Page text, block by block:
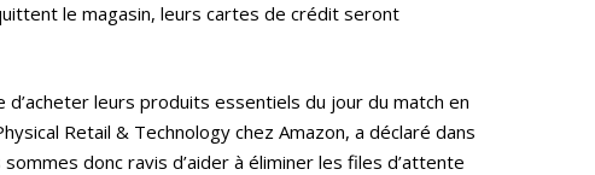
le magasin, leurs cartes de crédit seront
leurs produits essentiels du jour du match en
Retail & Technology chez Amazon, a déclaré dans
donc ravis d’aider à éliminer les files d’attente